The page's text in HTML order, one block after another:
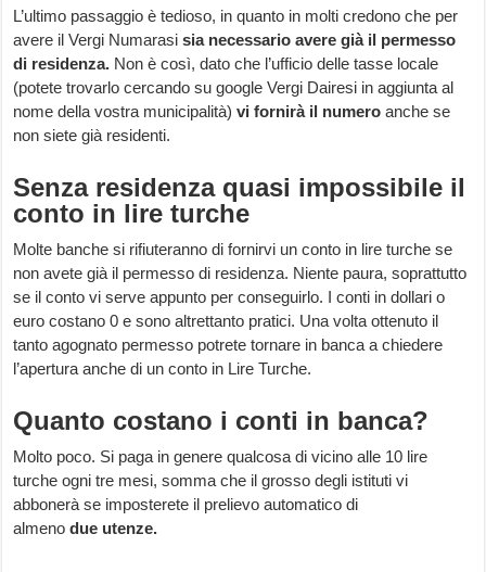
L’ultimo passaggio è tedioso, in quanto in molti credono che per
avere il Vergi Numarasisia necessario avere già il permesso
di residenza. Non è così, dato che l’ufficio delle tasse locale
(potete trovarlo cercando su google Vergi Dairesi in aggiunta al
nome della vostra municipalità)vi fornirà il numeroanche se
non siete già residenti.
Senza residenza quasi impossibile il
conto in lire turche
Molte banche si rifiuteranno di fornirvi un conto in lire turche se
non avete già il permesso di residenza. Niente paura, soprattutto
se il conto vi serve appunto per conseguirlo. I conti in dollari o
euro costano 0 e sono altrettanto pratici. Una volta ottenuto il
tanto agognato permesso potrete tornare in banca a chiedere
l’apertura anche di un conto in Lire Turche.
Quanto costano i conti in banca?
Molto poco. Si paga in genere qualcosa di vicino alle 10 lire
turche ogni tre mesi, somma che il grosso degli istituti vi
abbonerà se imposterete il prelievo automatico di
almenodue utenze.